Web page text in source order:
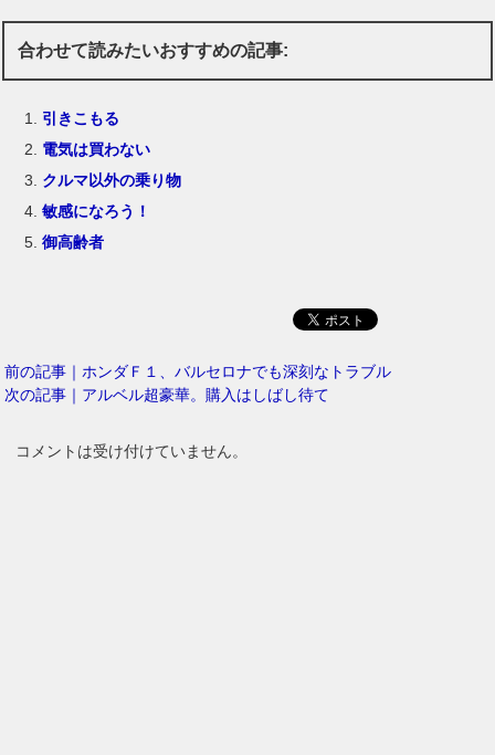
合わせて読みたいおすすめの記事:
引きこもる
電気は買わない
クルマ以外の乗り物
敏感になろう！
御高齢者
前の記事｜ホンダＦ１、バルセロナでも深刻なトラブル
次の記事｜アルベル超豪華。購入はしばし待て
コメントは受け付けていません。